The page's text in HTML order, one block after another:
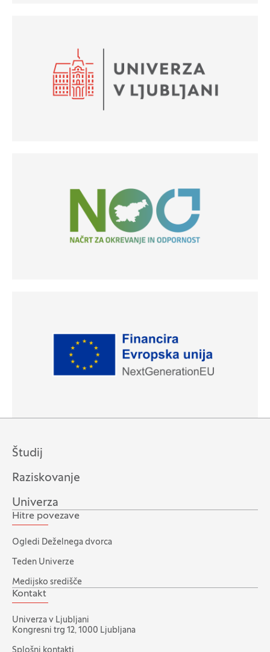
Študij
Raziskovanje
Univerza
Hitre povezave
Ogledi Deželnega dvorca
Teden Univerze
Medijsko središče
Kontakt
Univerza v Ljubljani
Kongresni trg 12, 1000 Ljubljana